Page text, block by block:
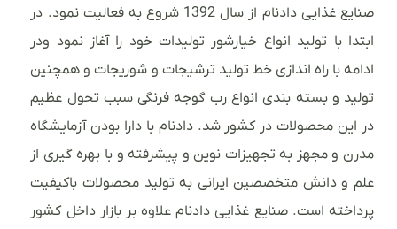
صنایع غذایی دادنام از سال 1392 شروع به فعالیت نمود. در
ابتدا با تولید انواع خیارشور تولیدات خود را آغاز نمود ودر
ادامه با راه اندازی خط تولید ترشیجات و شوریجات و همچنین
تولید و بسته بندی انواع رب گوجه فرنگی سبب تحول عظیم
در این محصولات در کشور شد. دادنام با دارا بودن آزمایشگاه
مدرن و مجهز به تجهیزات نوین و پیشرفته و با بهره گیری از
علم و دانش متخصصین ایرانی به تولید محصولات باکیفیت
پرداخته است. صنایع غذایی دادنام علاوه بر بازار داخل کشور